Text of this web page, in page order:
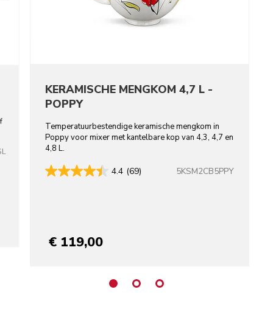
KERAMISCHE MENGKOM 4,7 L -
POPPY
Temperatuurbestendige keramische mengkom in
Poppy voor mixer met kantelbare kop van 4,3, 4,7 en
4,8 L.
4.4 (69) 5KSM2CB5PPY
€ 119,00